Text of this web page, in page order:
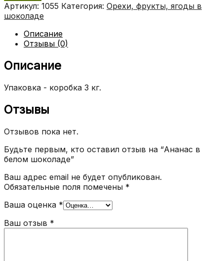
Артикул: 1055 Категория: Орехи, фрукты, ягоды в
шоколаде
Описание
Отзывы (0)
Описание
Упаковка - коробка 3 кг.
Отзывы
Отзывов пока нет.
Будьте первым, кто оставил отзыв на “Ананас в
белом шоколаде”
Ваш адрес email не будет опубликован.
Обязательные поля помечены *
Ваша оценка *
Ваш отзыв *